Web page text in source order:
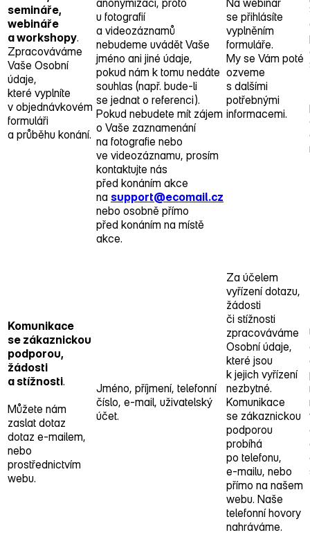
semináře,
webináře
a workshopy.
Zpracováváme
Vaše Osobní
údaje,
které vyplníte
v objednávkovém
formuláři
a průběhu konání.
anonymizaci, proto
u fotografií
a videozáznamů
nebudeme uvádět Vaše
jméno ani jiné údaje,
pokud nám k tomu nedáte
souhlas (např. bude‑li
se jednat o referenci).
Pokud nebudete mít zájem
o Vaše zaznamenání
na fotografie nebo
ve videozáznamu, prosím
kontaktujte nás
před konáním akce
na support@ecomail.cz
nebo osobně přímo
před konáním na místě
akce.
Na webinář
se přihlásíte
vyplněním
formuláře.
My se Vám poté
ozveme
s dalšími
potřebnými
informacemi.
Komunikace
se zákaznickou
podporou,
žádosti
a stížnosti.
Můžete nám
zaslat dotaz
dotaz e‑mailem,
nebo
prostřednictvím
webu.
Jméno, příjmení, telefonní
číslo, e‑mail, uživatelský
účet.
Za účelem
vyřízení dotazu,
žádosti
či stížnosti
zpracováváme
Osobní údaje,
které jsou
k jejich vyřízení
nezbytné.
Komunikace
se zákaznickou
podporou
probíhá
po telefonu,
e‑mailu, nebo
přímo na našem
webu. Naše
telefonní hovory
nahráváme.